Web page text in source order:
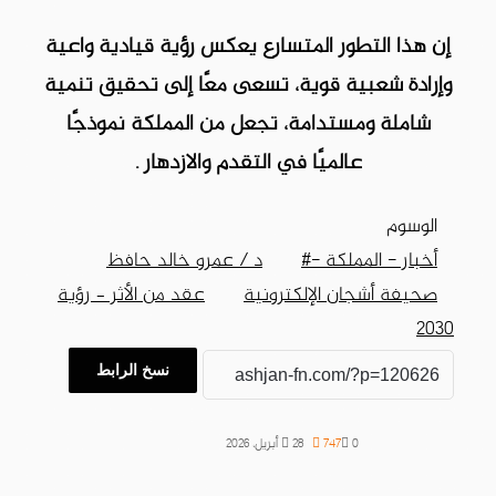
إن هذا التطور المتسارع يعكس رؤية قيادية واعية
وإرادة شعبية قوية، تسعى معًا إلى تحقيق تنمية
شاملة ومستدامة، تجعل من المملكة نموذجًا
عالميًا في التقدم والازدهار .
الوسوم
أخبار - المملكة -#
د / عمرو خالد حافظ
صحيفة أشجان الإلكترونية
عقد من الأثر – رؤية
2030
نسخ الرابط
28 أبريل، 2026 0
747